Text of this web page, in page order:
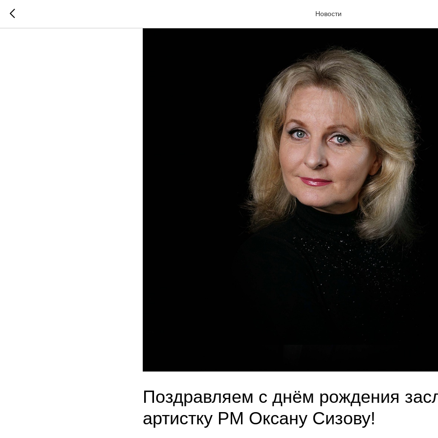
Новости
Поздравляем с днём рождения
артистку РМ Оксану Сизову!